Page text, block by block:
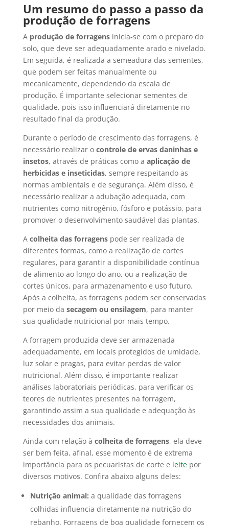
Um resumo do passo a passo da
produção de forragens
A produção de forragensinicia-se com o preparo do
solo, que deve ser adequadamente arado e nivelado.
Em seguida, é realizada a semeadura das sementes,
que podem ser feitas manualmente ou
mecanicamente, dependendo da escala de
produção. É importante selecionar sementes de
qualidade, pois isso influenciará diretamente no
resultado final da produção.
Durante o período de crescimento das forragens, é
necessário realizar o controle de ervas daninhas e
insetos, através de práticas como a aplicação de
herbicidas e inseticidas, sempre respeitando as
normas ambientais e de segurança. Além disso, é
necessário realizar a adubação adequada, com
nutrientes como nitrogênio, fósforo e potássio, para
promover o desenvolvimento saudável das plantas.
A colheita das forragenspode ser realizada de
diferentes formas, como a realização de cortes
regulares, para garantir a disponibilidade contínua
de alimento ao longo do ano, ou a realização de
cortes únicos, para armazenamento e uso futuro.
Após a colheita, as forragens podem ser conservadas
por meio da secagem ou ensilagem, para manter
sua qualidade nutricional por mais tempo.
A forragem produzida deve ser armazenada
adequadamente, em locais protegidos de umidade,
luz solar e pragas, para evitar perdas de valor
nutricional. Além disso, é importante realizar
análises laboratoriais periódicas, para verificar os
teores de nutrientes presentes na forragem,
garantindo assim a sua qualidade e adequação às
necessidades dos animais.
Ainda com relação à colheita de forragens, ela deve
ser bem feita, afinal, esse momento é de extrema
importância para os pecuaristas de corte e leitepor
diversos motivos. Confira abaixo alguns deles:
Nutrição animal: a qualidade das forragens
colhidas influencia diretamente na nutrição do
rebanho. Forragens de boa qualidade fornecem os